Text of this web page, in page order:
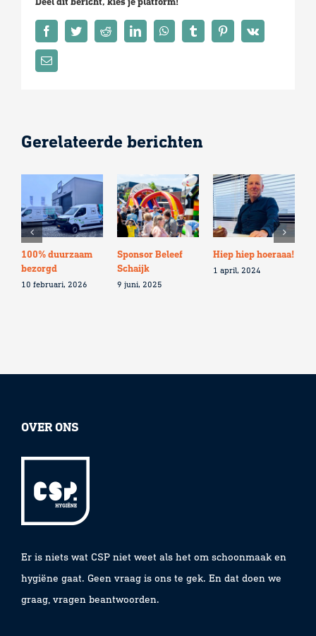
FacebookTwitterRedditLinkedInWhatsAppTumblr PinterestVk
E-
mail
Gerelateerde berichten
100% duurzaam
bezorgd
10 februari, 2026
Sponsor Beleef
Schaijk
9 juni, 2025
Hiep hiep hoeraaa!
1 april, 2024
OVER ONS
Er is niets wat CSP niet weet als het om schoonmaak en
hygiëne gaat. Geen vraag is ons te gek. En dat doen we
graag, vragen beantwoorden.